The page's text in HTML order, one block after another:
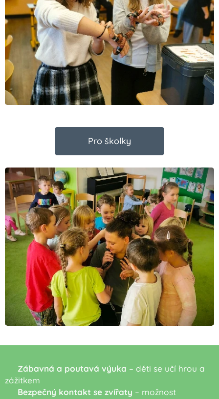
Pro školky
Zábavná a poutavá výuka – děti se učí hrou a
zážitkem
Bezpečný kontakt se zvířaty – možnost